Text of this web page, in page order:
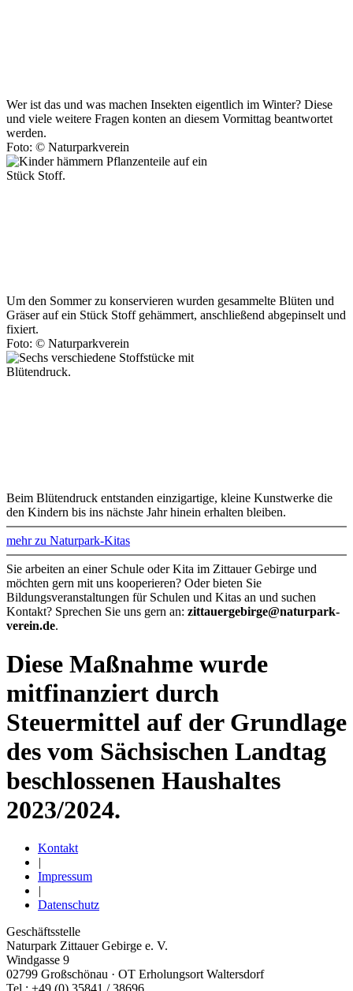
Wer ist das und was machen Insekten eigentlich im Winter? Diese
und viele weitere Fragen konten an diesem Vormittag beantwortet
werden.
Foto: © Naturparkverein
Um den Sommer zu konservieren wurden gesammelte Blüten und
Gräser auf ein Stück Stoff gehämmert, anschließend abgepinselt und
fixiert.
Foto: © Naturparkverein
Beim Blütendruck entstanden einzigartige, kleine Kunstwerke die
den Kindern bis ins nächste Jahr hinein erhalten bleiben.
mehr zu Naturpark-Kitas
Sie arbeiten an einer Schule oder Kita im Zittauer Gebirge und
möchten gern mit uns kooperieren? Oder bieten Sie
Bildungsveranstaltungen für Schulen und Kitas an und suchen
Kontakt? Sprechen Sie uns gern an: zittauergebirge@naturpark-
verein.de.
Diese Maßnahme wurde
mitfinanziert durch
Steuermittel auf der Grundlage
des vom Sächsischen Landtag
beschlossenen Haushaltes
2023/­2024.
Kontakt
Impressum
Datenschutz
Geschäftsstelle
Naturpark Zittauer Gebirge e. V.
Windgasse 9
02799 Großschönau · OT Erholungsort Waltersdorf